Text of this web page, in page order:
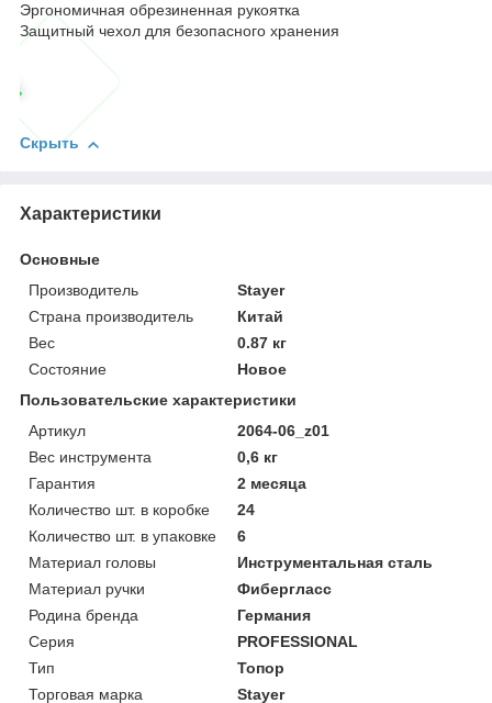
Эргономичная обрезиненная рукоятка
Защитный чехол для безопасного хранения
Скрыть
Характеристики
Основные
Производитель
Stayer
Страна производитель
Китай
Вес
0.87 кг
Состояние
Новое
Пользовательские характеристики
Артикул
2064-06_z01
Вес инструмента
0,6 кг
Гарантия
2 месяца
Количество шт. в коробке
24
Количество шт. в упаковке
6
Материал головы
Инструментальная сталь
Материал ручки
Фибергласс
Родина бренда
Германия
Серия
PROFESSIONAL
Тип
Топор
Торговая марка
Stayer